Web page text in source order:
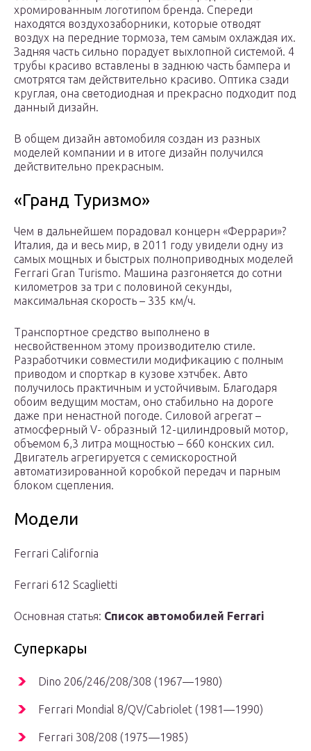
хромированным логотипом бренда. Спереди
находятся воздухозаборники, которые отводят
воздух на передние тормоза, тем самым охлаждая их.
Задняя часть сильно порадует выхлопной системой. 4
трубы красиво вставлены в заднюю часть бампера и
смотрятся там действительно красиво. Оптика сзади
круглая, она светодиодная и прекрасно подходит под
данный дизайн.
В общем дизайн автомобиля создан из разных
моделей компании и в итоге дизайн получился
действительно прекрасным.
«Гранд Туризмо»
Чем в дальнейшем порадовал концерн «Феррари»?
Италия, да и весь мир, в 2011 году увидели одну из
самых мощных и быстрых полноприводных моделей
Ferrari Gran Turismo. Машина разгоняется до сотни
километров за три с половиной секунды,
максимальная скорость – 335 км/ч.
Транспортное средство выполнено в
несвойственном этому производителю стиле.
Разработчики совместили модификацию с полным
приводом и спорткар в кузове хэтчбек. Авто
получилось практичным и устойчивым. Благодаря
обоим ведущим мостам, оно стабильно на дороге
даже при ненастной погоде. Силовой агрегат –
атмосферный V- образный 12-цилиндровый мотор,
объемом 6,3 литра мощностью – 660 конских сил.
Двигатель агрегируется с семискоростной
автоматизированной коробкой передач и парным
блоком сцепления.
Модели
Ferrari California
Ferrari 612 Scaglietti
Основная статья: Список автомобилей Ferrari
Суперкары
Dino 206/246/208/308 (1967—1980)
Ferrari Mondial 8/QV/Cabriolet (1981—1990)
Ferrari 308/208 (1975—1985)